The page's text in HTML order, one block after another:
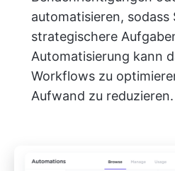
automatisieren, sodass
strategischere
Automatisierung kann
Workflows zu
Aufwand zu reduzieren.